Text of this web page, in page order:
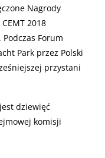
Nagrody
2018
Forum
Park przez Polski
przystani
dziewięć
komisji